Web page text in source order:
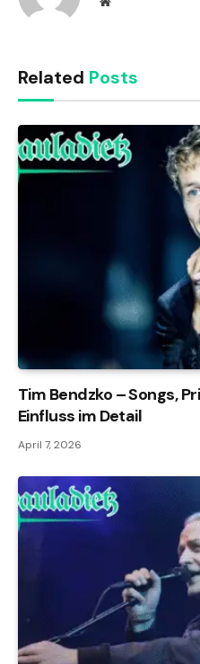
Related Posts
Tim Bendzko – Songs,
Einfluss im Detail
April 7, 2026